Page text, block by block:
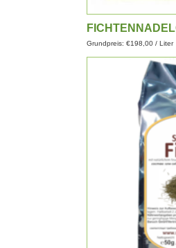
Grundpreis: €198,00 / Liter